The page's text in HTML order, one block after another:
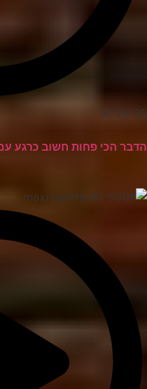
00:26:35
הדבר הכי פחות חשוב כרגע עם יונתן